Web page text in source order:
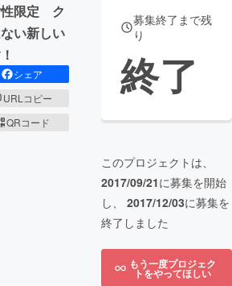
Social Good
CAMPFIRE Creation
さと納税machi-ya コミュニティ
限定 ク
い新しい
シェア
URLコピー
QRコード
募集終了まで残
り
終了
このプロジェクトは、
2017/09/21に募集を開始
し、 2017/12/03に募集を
終了しました
もう一度プロジェク
トをやってほしい